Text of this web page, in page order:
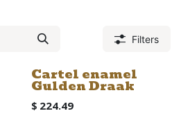
Filters
Cartel enamel
Gulden Draak
$ 224.49